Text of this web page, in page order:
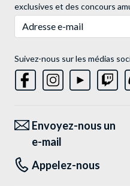
exclusives et des concours
Suivez-nous sur les médias
Envoyez-nous un
e-mail
Appelez-nous